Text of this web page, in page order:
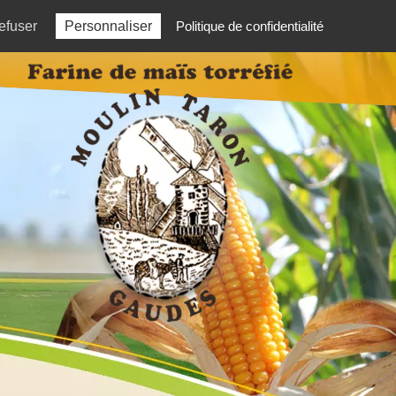
03 84 81 81 06
Personnaliser Politique de confidentialité